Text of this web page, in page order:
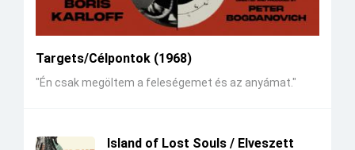
Targets/Célpontok (1968)
"Én csak megöltem a feleségemet és az anyámat."
Island of Lost Souls / Elveszett